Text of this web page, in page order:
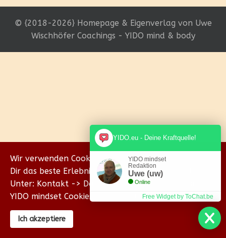
© {2018-2026} Homepage & Eigenverlag von Uwe
Wischhöfer Coachings - YIDO mind & body
Wir verwenden Cookies, um sicherzustellen, dass wir
Dir das beste Erlebnis auf unserer Website bieten.
Unter: Kontakt -> Datenschutz erklären wir Dir, wie
YIDO mindset Cookies verwendet.
Ich akzeptiere
YIDO.eu - Deine Kraftquelle!
YIDO mindset
Redaktion
Uwe (uw)
Online
Free Widget by ToChat.be